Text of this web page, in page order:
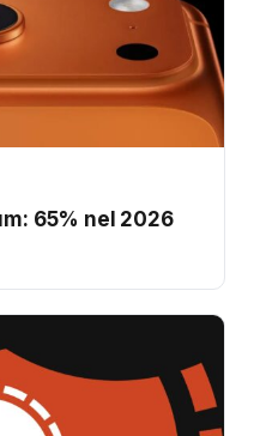
65% nel 2026